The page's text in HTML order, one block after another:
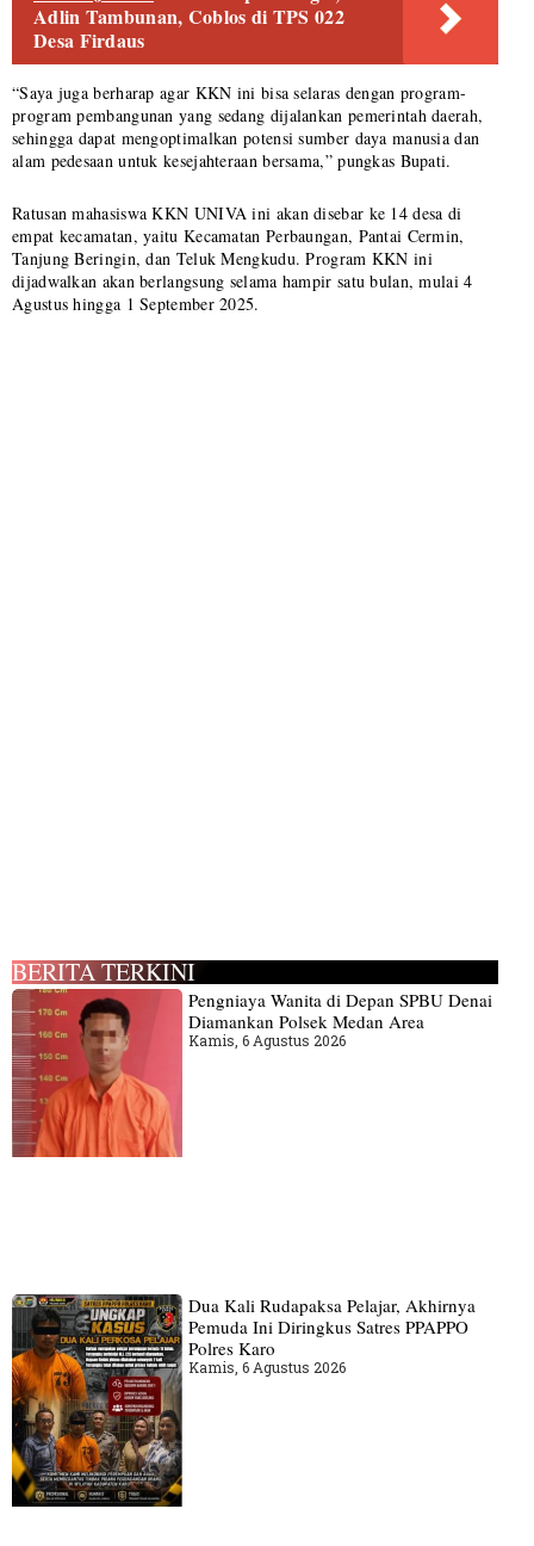
Adlin Tambunan, Coblos di TPS 022
Desa Firdaus
“Saya juga berharap agar KKN ini bisa selaras dengan program-
program pembangunan yang sedang dijalankan pemerintah daerah,
sehingga dapat mengoptimalkan potensi sumber daya manusia dan
alam pedesaan untuk kesejahteraan bersama,” pungkas Bupati.
Ratusan mahasiswa KKN UNIVA ini akan disebar ke 14 desa di
empat kecamatan, yaitu Kecamatan Perbaungan, Pantai Cermin,
Tanjung Beringin, dan Teluk Mengkudu. Program KKN ini
dijadwalkan akan berlangsung selama hampir satu bulan, mulai 4
Agustus hingga 1 September 2025.
BERITA TERKINI
Pengniaya Wanita di Depan SPBU Denai
Diamankan Polsek Medan Area
Kamis, 6 Agustus 2026
Dua Kali Rudapaksa Pelajar, Akhirnya
Pemuda Ini Diringkus Satres PPAPPO
Polres Karo
Kamis, 6 Agustus 2026